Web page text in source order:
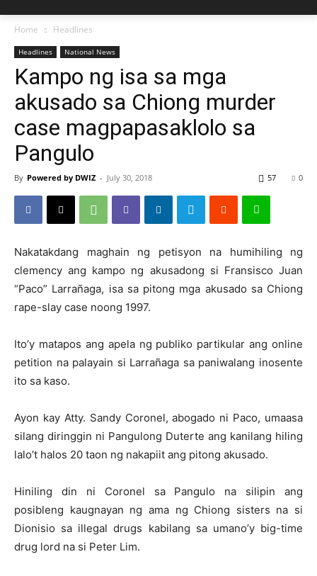
Home Headlines
Headlines National News
Kampo ng isa sa mga
akusado sa Chiong murder
case magpapasaklolo sa
Pangulo
By Powered by DWIZ - July 30, 2018 0
57
Nakatakdang maghain ng petisyon na humihiling ng
clemency ang kampo ng akusadong si Fransisco Juan
“Paco” Larrañaga, isa sa pitong mga akusado sa Chiong
rape-slay case noong 1997.
Ito’y matapos ang apela ng publiko partikular ang online
petition na palayain si Larrañaga sa paniwalang inosente
ito sa kaso.
Ayon kay Atty. Sandy Coronel, abogado ni Paco, umaasa
silang diringgin ni Pangulong Duterte ang kanilang hiling
lalo’t halos 20 taon ng nakapiit ang pitong akusado.
Hiniling din ni Coronel sa Pangulo na silipin ang
posibleng kaugnayan ng ama ng Chiong sisters na si
Dionisio sa illegal drugs kabilang sa umano’y big-time
drug lord na si Peter Lim.